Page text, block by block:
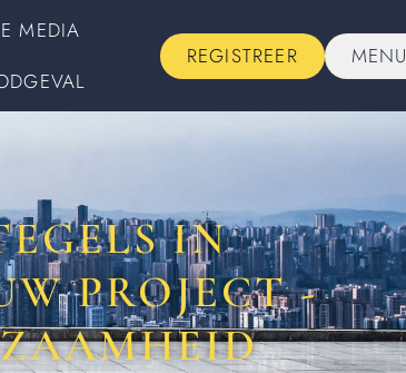
MEDIA
REGISTREER MENU
IN
PROJECT -